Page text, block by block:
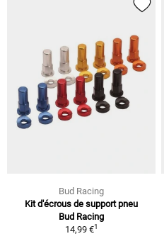
Bud Racing
Kit d'écrous de support pneu
Bud Racing
14,99 €1